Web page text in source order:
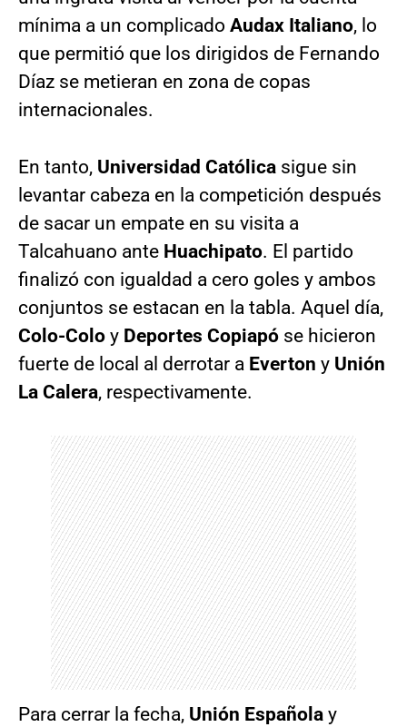
mínima a un complicado Audax Italiano, lo
que permitió que los dirigidos de Fernando
Díaz se metieran en zona de copas
internacionales.
En tanto, Universidad Católica sigue sin
levantar cabeza en la competición después
de sacar un empate en su visita a
Talcahuano ante Huachipato. El partido
finalizó con igualdad a cero goles y ambos
conjuntos se estacan en la tabla. Aquel día,
Colo-Colo y Deportes Copiapó se hicieron
fuerte de local al derrotar a Everton y Unión
La Calera, respectivamente.
Para cerrar la fecha, Unión Española y